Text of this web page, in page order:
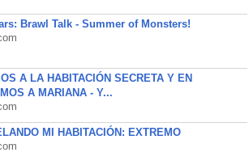
Brawl Talk - Summer of Monsters!
A LA HABITACIÓN SECRETA Y EN
A MARIANA - Y...
MI HABITACIÓN: EXTREMO